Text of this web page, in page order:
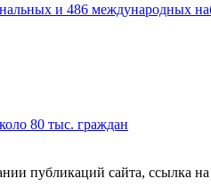
и 486 международных
80 тыс. граждан
публикаций сайта, ссылка на